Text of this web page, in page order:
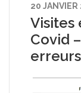
20
Visites
Covid
erreurs